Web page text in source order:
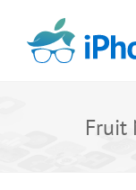
content
Fruit